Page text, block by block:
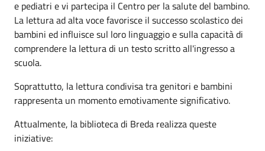
e pediatri e vi partecipa il Centro per la salute del bambino.
La lettura ad alta voce favorisce il successo scolastico dei
bambini ed influisce sul loro linguaggio e sulla capacità di
comprendere la lettura di un testo scritto all'ingresso a
scuola.
Soprattutto, la lettura condivisa tra genitori e bambini
rappresenta un momento emotivamente significativo.
Attualmente, la biblioteca di Breda realizza queste
iniziative: